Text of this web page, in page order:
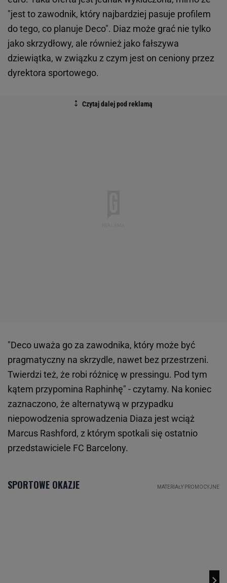
"jest to zawodnik, który najbardziej pasuje profilem
do tego, co planuje Deco". Diaz może grać nie tylko
jako skrzydłowy, ale również jako fałszywa
dziewiątka, w związku z czym jest on ceniony przez
dyrektora sportowego.
"Deco uważa go za zawodnika, który może być
pragmatyczny na skrzydle, nawet bez przestrzeni.
Twierdzi też, że robi różnicę w pressingu. Pod tym
kątem przypomina Raphinhę" - czytamy. Na koniec
zaznaczono, że alternatywą w przypadku
niepowodzenia sprowadzenia Diaza jest wciąż
Marcus Rashford, z którym spotkali się ostatnio
przedstawiciele FC Barcelony.